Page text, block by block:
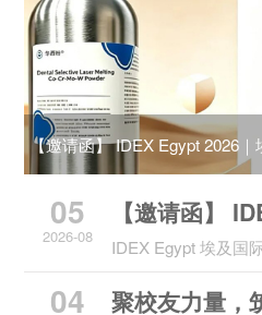
【邀请函】 IDEX Egypt 2026｜
际口腔展
05
2026-08
【邀请函】
及国际口腔展
IDEX Egypt 埃及国
会，是北非及非洲
可度顶尖的国际牙
04
聚校友力量